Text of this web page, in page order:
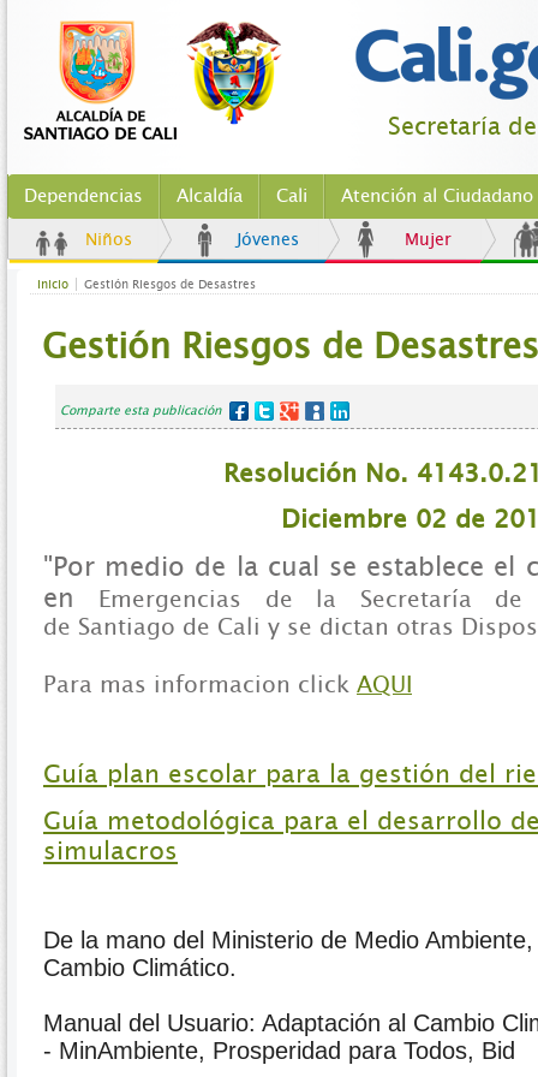
Secretaría
Dependencias Alcaldía Cali Atención al Ciudadano
Niños Jóvenes Mujer
Inicio Gestión Riesgos de Desastres
Gestión Riesgos de Desastres
Comparte esta publicación
Resolución No.
Diciembre 02 de
"Por medio de la cual se establece el
en
Emergencias de la Secretaría de
de Santiago de Cali y se dictan otras
Para mas informacion click AQUI
Guía plan escolar para la gestión del
Guía metodológica para el desarrollo
simulacros
De la mano del Ministerio de Medio
Cambio Climático.
Manual del Usuario: Adaptación al Cambio
- MinAmbiente, Prosperidad para Todos, Bid